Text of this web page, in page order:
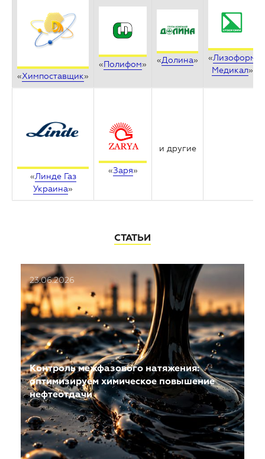
«Химпоставщик»
«Полифом» «Долина» «Лизоформ
Медикал»
«Линде Газ
Украина»
«Заря»
и другие
СТАТЬИ
23.06.2026
Контроль межфазового натяжения:
оптимизируем химическое повышение
нефтеотдачи